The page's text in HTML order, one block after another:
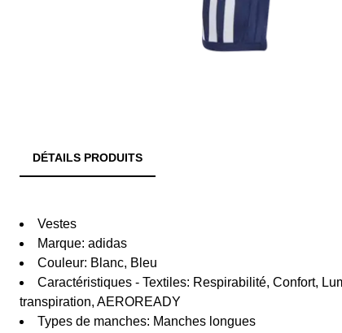
DÉTAILS PRODUITS
Vestes
Marque: adidas
Couleur: Blanc, Bleu
Caractéristiques - Textiles: Respirabilité, Confort,
transpiration, AEROREADY
Types de manches: Manches longues